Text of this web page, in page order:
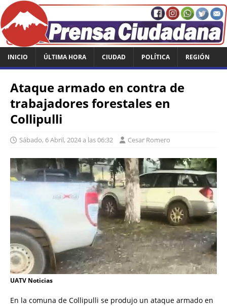
INICIO ÚLTIMA HORA CIUDAD POLÍTICA REGIÓN
Ataque armado en contra de
trabajadores forestales en
Collipulli
Sábado, 6 Abril, 2024 a las 06:32 Cesar Romero
UATV Noticias
En la comuna de Collipulli se produjo un ataque armado en